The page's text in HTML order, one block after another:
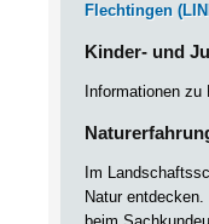
Flechtingen
Kinder- und
Informationen
Im
Natur